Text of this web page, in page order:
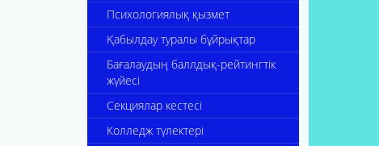
Психологиялық қызмет
Қабылдау туралы бұйрықтар
Бағалаудың баллдық-рейтингтік
жүйесі
Секциялар кестесі
Колледж түлектері